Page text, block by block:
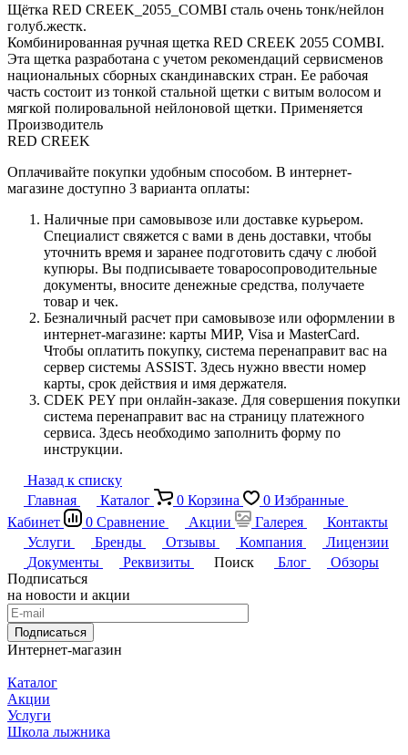
Щётка RED CREEK_2055_COMBI сталь очень тонк/нейлон
голуб.жестк.
Комбинированная ручная щетка RED CREEK 2055 COMBI.
Эта щетка разработана с учетом рекомендаций сервисменов
национальных сборных скандинавских стран. Ее рабочая
часть состоит из тонкой стальной щетки с витым волосом и
мягкой полировальной нейлоновой щетки. Применяется
Производитель
RED CREEK
Оплачивайте покупки удобным способом. В интернет-
магазине доступно 3 варианта оплаты:
Наличные при самовывозе или доставке курьером.
Специалист свяжется с вами в день доставки, чтобы
уточнить время и заранее подготовить сдачу с любой
купюры. Вы подписываете товаросопроводительные
документы, вносите денежные средства, получаете
товар и чек.
Безналичный расчет при самовывозе или оформлении в
интернет-магазине: карты МИР, Visa и MasterCard.
Чтобы оплатить покупку, система перенаправит вас на
сервер системы ASSIST. Здесь нужно ввести номер
карты, срок действия и имя держателя.
CDEK PEY при онлайн-заказе. Для совершения покупки
система перенаправит вас на страницу платежного
сервиса. Здесь необходимо заполнить форму по
инструкции.
Назад к списку
Главная
Каталог 0 Корзина 0 Избранные
Кабинет
0 Сравнение Акции Галерея
Контакты
Услуги
Бренды Отзывы Компания
Лицензии
Документы
Реквизиты Поиск Блог
Обзоры
Подписаться
на новости и акции
Подписаться
Интернет-магазин
Каталог
Акции
Услуги
Школа лыжника